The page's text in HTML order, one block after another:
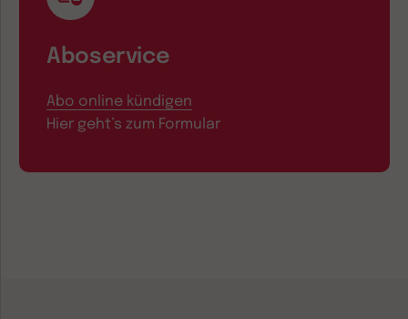
Aboservice
Abo online kündigen
Hier geht’s zum Formular